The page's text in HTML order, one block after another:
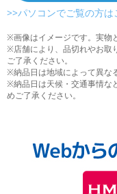
>>パソコンでご覧の方は
※画像はイメージです。実物
※店舗により、品切れやお取
ご了承ください。
※納品日は地域によって異な
※納品日は天候・交通事情な
めご了承ください。